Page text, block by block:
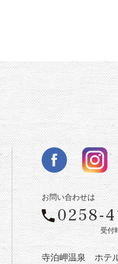
お問い合わせは
0258-
受付
寺泊岬温泉 ホテ